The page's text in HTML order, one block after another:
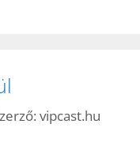
vipcast.hu